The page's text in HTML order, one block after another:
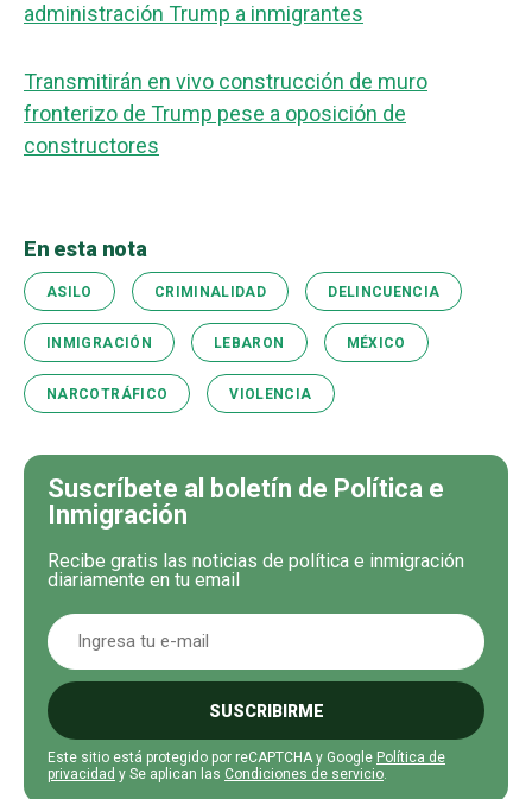
administración Trump a inmigrantes
Transmitirán en vivo construcción de muro
fronterizo de Trump pese a oposición de
constructores
En esta nota
ASILO CRIMINALIDAD DELINCUENCIA
INMIGRACIÓN LEBARON MÉXICO
NARCOTRÁFICO VIOLENCIA
Suscríbete al boletín de Política e
Inmigración
Recibe gratis las noticias de política e inmigración
diariamente en tu email
SUSCRIBIRME
Este sitio está protegido por reCAPTCHA y Google Política de
privacidad y Se aplican las Condiciones de servicio.